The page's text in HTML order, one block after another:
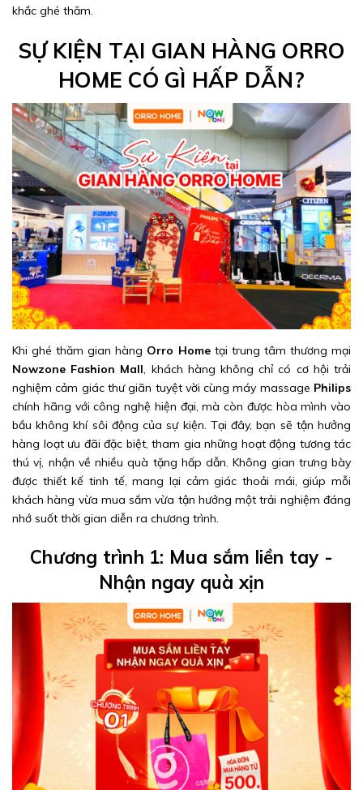
khắc ghé thăm.
SỰ KIỆN TẠI GIAN HÀNG ORRO
HOME CÓ GÌ HẤP DẪN?
Khi ghé thăm gian hàng Orro Hometại trung tâm thương mại
Nowzone Fashion Mall, khách hàng không chỉ có cơ hội trải
nghiệm cảm giác thư giãn tuyệt vời cùng máy massage Philips
chính hãng với công nghệ hiện đại, mà còn được hòa mình vào
bầu không khí sôi động của sự kiện. Tại đây, bạn sẽ tận hưởng
hàng loạt ưu đãi đặc biệt, tham gia những hoạt động tương tác
thú vị, nhận về nhiều quà tặng hấp dẫn. Không gian trưng bày
được thiết kế tinh tế, mang lại cảm giác thoải mái, giúp mỗi
khách hàng vừa mua sắm vừa tận hưởng một trải nghiệm đáng
nhớ suốt thời gian diễn ra chương trình.
Chương trình 1: Mua sắm liền tay -
Nhận ngay quà xịn